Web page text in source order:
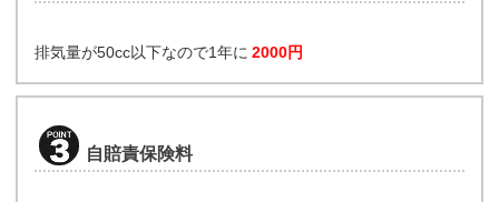
排気量が50cc以下なので1年に 2000円
自賠責保険料